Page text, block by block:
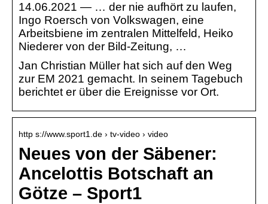
14.06.2021 — … der nie aufhört zu laufen,
Ingo Roersch von Volkswagen, eine
Arbeitsbiene im zentralen Mittelfeld, Heiko
Niederer von der Bild-Zeitung, …
Jan Christian Müller hat sich auf den Weg
zur EM 2021 gemacht. In seinem Tagebuch
berichtet er über die Ereignisse vor Ort.
http s://www.sport1.de › tv-video › video
Neues von der Säbener:
Ancelottis Botschaft an
Götze – Sport1